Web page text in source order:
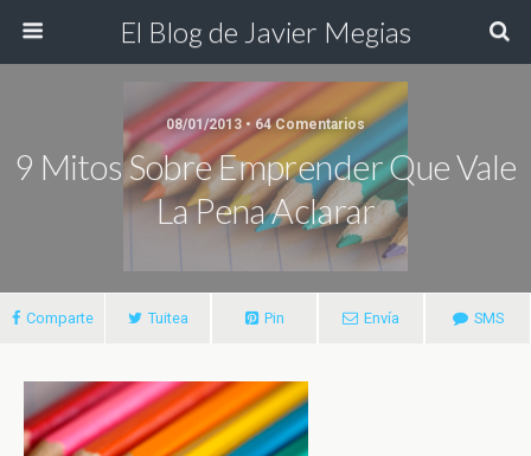
El Blog de Javier Megias
08/01/2013 • 64 Comentarios
9 Mitos Sobre Emprender Que Vale
La Pena Aclarar
Comparte Tuitea Pin Envía SMS